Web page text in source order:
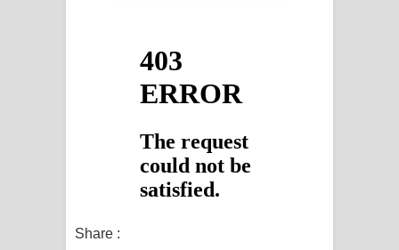
Share :